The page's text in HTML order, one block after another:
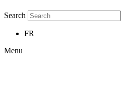
Search
FR
Menu